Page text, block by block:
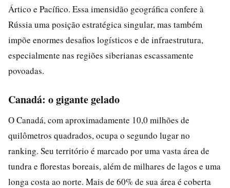
Ártico e Pacífico. Essa imensidão geográfica confere à
Rússia uma posição estratégica singular, mas também
impõe enormes desafios logísticos e de infraestrutura,
especialmente nas regiões siberianas escassamente
povoadas.
Canadá: o gigante gelado
O Canadá, com aproximadamente 10,0 milhões de
quilômetros quadrados, ocupa o segundo lugar no
ranking. Seu território é marcado por uma vasta área de
tundra e florestas boreais, além de milhares de lagos e uma
longa costa ao norte. Mais de 60% de sua área é coberta